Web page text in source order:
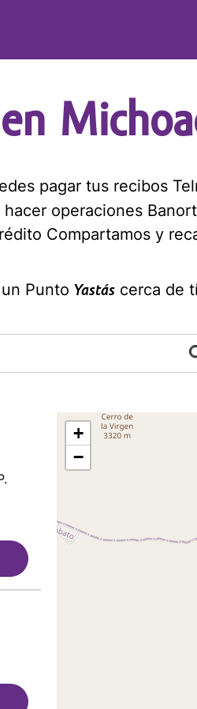
en
pagar tus recibos
operaciones
Compartamos y
Punto Yastás cerca de
+
−